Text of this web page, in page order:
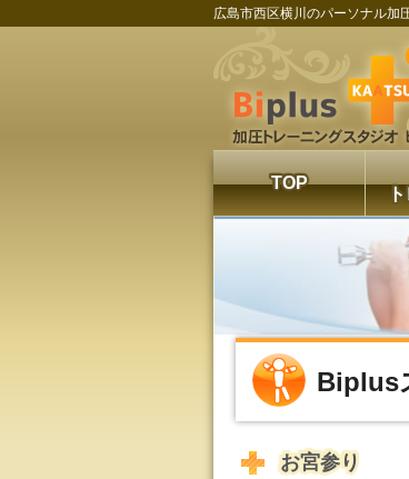
広島市西区横川のパーソナル加
TOP
ト
Biplus
お宮参り